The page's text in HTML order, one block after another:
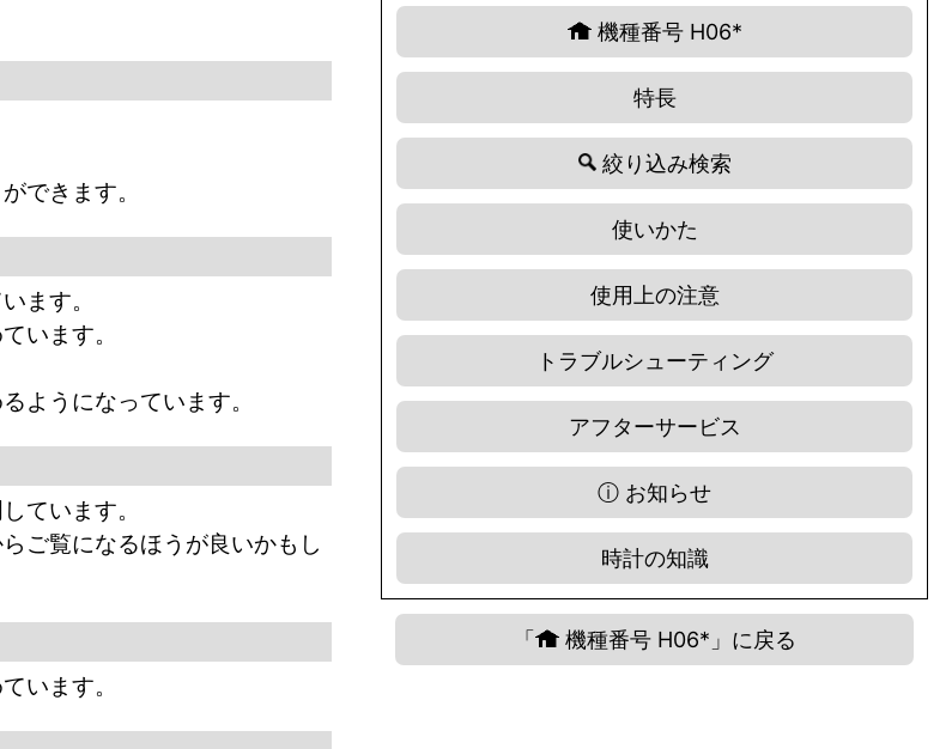
機種番号 H06*
特長
絞り込み検索
使いかた
使用上の注意
トラブルシューティング
アフターサービス
ⓘ お知らせ
時計の知識
「 機種番号 H06*」に戻る
できます。
ます。
います。
ようになっています。
ています。
ご覧になるほうが良いかもし
います。